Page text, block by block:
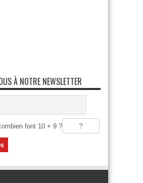
À NOTRE NEWSLETTER
font 10 + 9 ?